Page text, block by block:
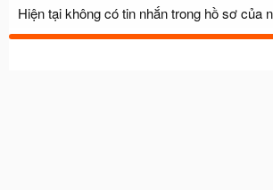
Hiện tại không có tin nhắn trong hồ sơ của